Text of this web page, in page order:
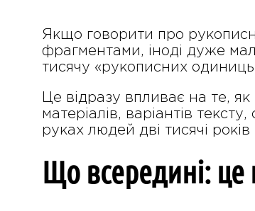
Якщо говорити про
фрагментами, іноді дуже
тисячу «рукописних
Це відразу впливає на те,
матеріалів, варіантів
руках людей дві тисячі років
Що всередині: це